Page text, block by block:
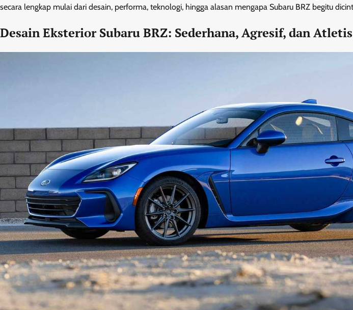
secara lengkap mulai dari desain, performa, teknologi, hingga alasan mengapa Subaru BRZ begitu
Desain EksteriorSubaru BRZ: Sederhana, Agresif, dan Atletis